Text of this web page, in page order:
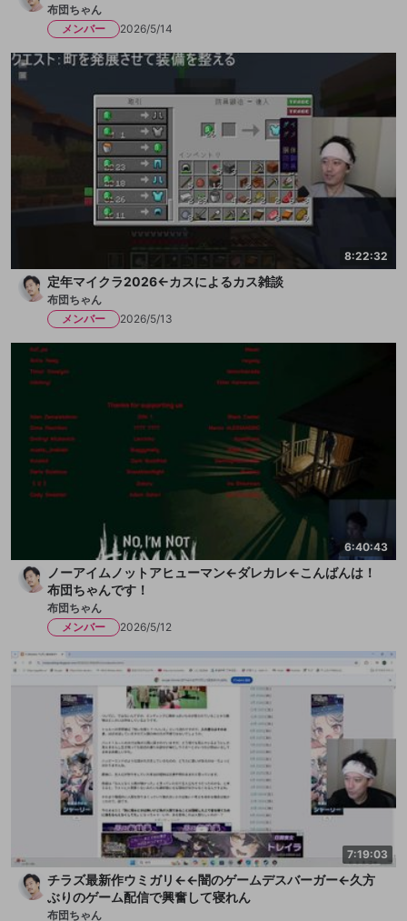
布団ちゃん
メンバー
2026/5/14
8:22:32
定年マイクラ2026←カスによるカス雑談
布団ちゃん
メンバー
2026/5/13
6:40:43
ノーアイムノットアヒューマン←ダレカレ←こんばんは！
布団ちゃんです！
布団ちゃん
メンバー
2026/5/12
7:19:03
チラズ最新作ウミガリ←←闇のゲームデスバーガー←久方
ぶりのゲーム配信で興奮して寝れん
布団ちゃん